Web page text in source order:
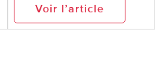
Voir l’article